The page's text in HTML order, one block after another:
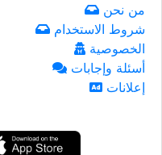
من نحن
شروط الاستخدام
الخصوصية
أسئلة وإجابات
إعلانات